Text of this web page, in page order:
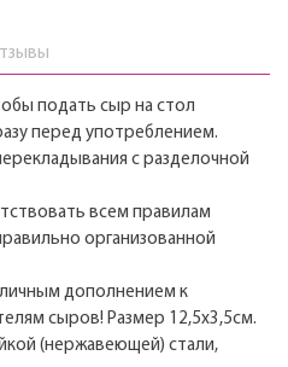
подать сыр на стол
перед употреблением.
с разделочной
всем правилам
организованной
дополнением к
сыров! Размер 12,5х3,5см.
(нержавеющей) стали,